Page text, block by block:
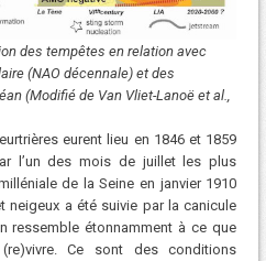
des tempêtes en relation avec
(NAO décennale) et des
(Modifié de Van Vliet-Lanoë et al.,
eurent lieu en 1846 et 1859
l’un des mois de juillet les plus
de la Seine en janvier 1910
neigeux a été suivie par la canicule
ressemble étonnamment à ce que
Ce sont des conditions